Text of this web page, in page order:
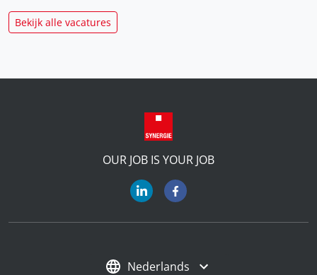
Bekijk alle vacatures
OUR JOB IS YOUR JOB
Nederlands